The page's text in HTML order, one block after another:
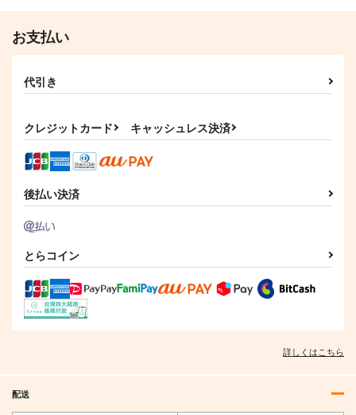
ガミラス愛国党
315円（税込）
揚羽武
サンプル
作品詳細
ーションズ１５
ち
古代進
from 宇宙戦艦ヤマ
お支払い
代引き
クレジットカード キャッシュレス決済
後払い決済
とらコイン
詳しくはこちら
配送